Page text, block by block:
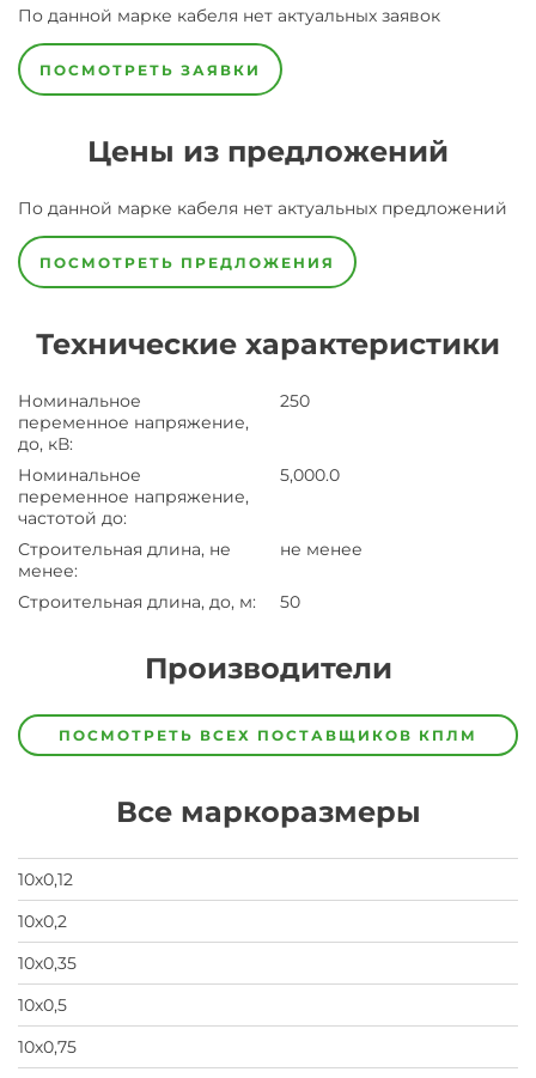
По данной марке кабеля нет актуальных заявок
ПОСМОТРЕТЬ ЗАЯВКИ
Цены из предложений
По данной марке кабеля нет актуальных предложений
ПОСМОТРЕТЬ ПРЕДЛОЖЕНИЯ
Технические характеристики
Номинальное
переменное напряжение,
до, кВ:
250
Номинальное
переменное напряжение,
частотой до:
5,000.0
Строительная длина, не
менее:
не менее
Строительная длина, до, м: 50
Производители
Завод Завод-
изготовитель
заявка
на
ПОСМОТРЕТЬ ВСЕХ ПОСТАВЩИКОВ КПЛМ
Все маркоразмеры
10х0,12
10х0,2
10х0,35
10х0,5
10х0,75